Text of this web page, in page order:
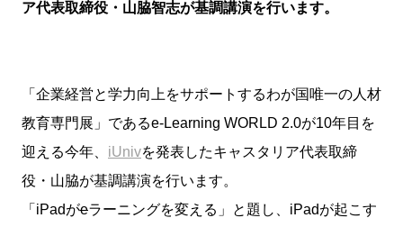
ア代表取締役・山脇智志が基調講演を行います。
「企業経営と学力向上をサポートするわが国唯一の人材
教育専門展」であるe-Learning WORLD 2.0が10年目を
迎える今年、 iUnivを発表したキャスタリア代表取締
役・山脇が基調講演を行います。
「iPadがeラーニングを変える」と題し、iPadが起こす